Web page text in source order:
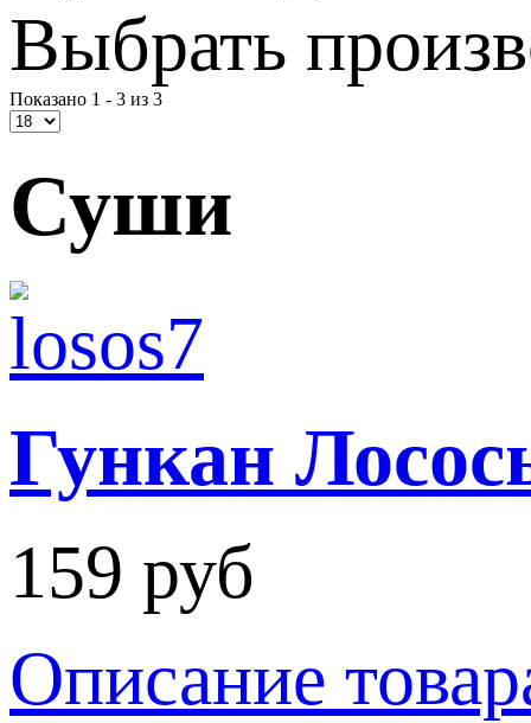
Выбрать
Показано 1 - 3 из 3
Суши
Гункан
159 руб
Описание